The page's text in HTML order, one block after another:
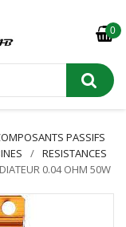
0
PASSIFS
RESISTANCES
0.04 OHM 50W